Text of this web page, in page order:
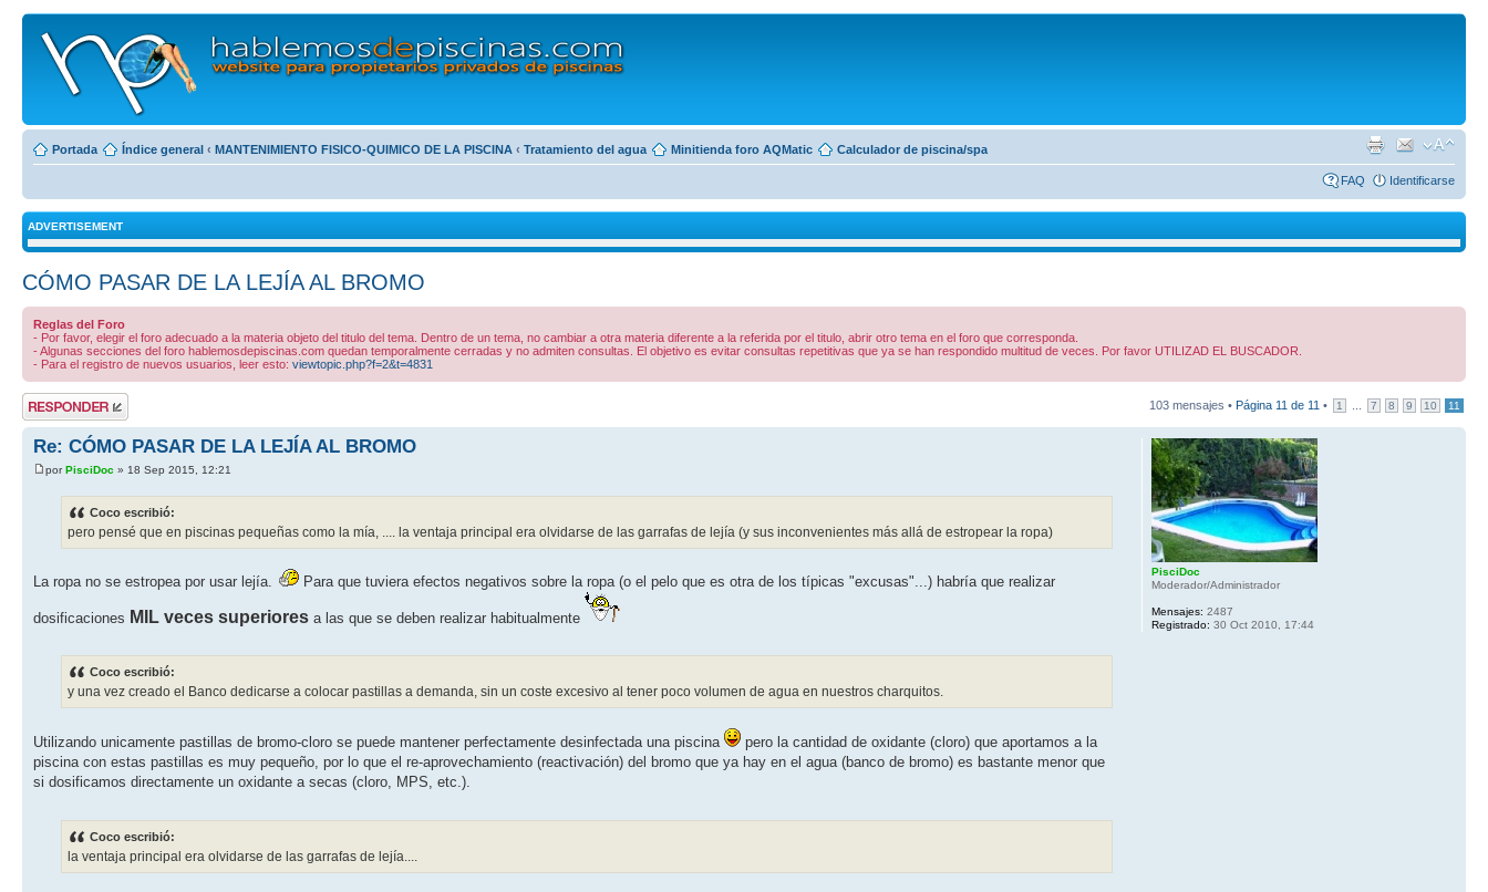
Portada Índice general ‹ MANTENIMIENTO FISICO-QUIMICO DE LA PISCINA ‹ Tratamiento del agua Minitienda foro AQMatic Calculador de piscina/spa
FAQ Identificarse
ADVERTISEMENT
CÓMO PASAR DE LA LEJÍA AL BROMO
Reglas del Foro
- Por favor, elegir el foro adecuado a la materia objeto del titulo del tema. Dentro de un tema, no cambiar a otra materia diferente a la referida por el titulo, abrir otro tema en el foro que corresponda.
- Algunas secciones del foro hablemosdepiscinas.com quedan temporalmente cerradas y no admiten consultas. El objetivo es evitar consultas repetitivas que ya se han respondido multitud de veces. Por favor UTILIZAD EL BUSCADOR.
- Para el registro de nuevos usuarios, leer esto: viewtopic.php?f=2&t=4831
Publicar una
respuesta
103 mensajes • Página 11 de 11 • 1 7 8 9 10 11
Re: CÓMO PASAR DE LA LEJÍA AL BROMO
porPisciDoc » 18 Sep 2015, 12:21
Coco escribió:
pero pensé que en piscinas pequeñas como la mía, .... la ventaja principal era olvidarse de las garrafas de lejía (y sus inconvenientes más allá de estropear la ropa)
La ropa no se estropea por usar lejía. Para que tuviera efectos negativos sobre la ropa (o el pelo que es otra de los típicas "excusas"...) habría que realizar
dosificaciones MIL veces superiores a las que se deben realizar habitualmente
Coco escribió:
y una vez creado el Banco dedicarse a colocar pastillas a demanda, sin un coste excesivo al tener poco volumen de agua en nuestros charquitos.
Utilizando unicamente pastillas de bromo-cloro se puede mantener perfectamente desinfectada una piscina
pero la cantidad de oxidante (cloro) que aportamos a la
piscina con estas pastillas es muy pequeño, por lo que el re-aprovechamiento (reactivación) del bromo que ya hay en el agua (banco de bromo) es bastante menor que
si dosificamos directamente un oxidante a secas (cloro, MPS, etc.).
Coco escribió:
la ventaja principal era olvidarse de las garrafas de lejía....
PisciDoc
Moderador/Administrador
Mensajes: 2487
Registrado: 30 Oct 2010, 17:44